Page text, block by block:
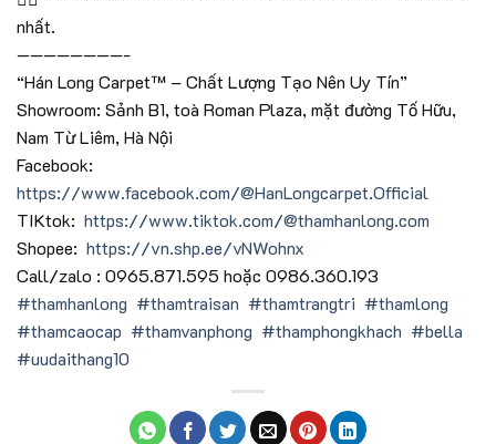
nhất.
————————-
“Hán Long Carpet™ – Chất Lượng Tạo Nên Uy Tín”
Showroom: Sảnh B1, toà Roman Plaza, mặt đường Tố Hữu,
Nam Từ Liêm, Hà Nội
Facebook:
https://www.facebook.com/@HanLongcarpet.Official
TIKtok: https://www.tiktok.com/@thamhanlong.com
Shopee: https://vn.shp.ee/vNWohnx
Call/zalo : 0965.871.595 hoặc 0986.360.193
#thamhanlong #thamtraisan #thamtrangtri #thamlong
#thamcaocap #thamvanphong #thamphongkhach #bella
#uudaithang10